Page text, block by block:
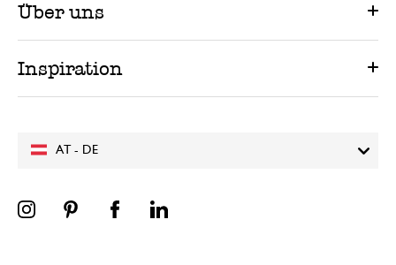
AT - DE
Über uns
Inspiration